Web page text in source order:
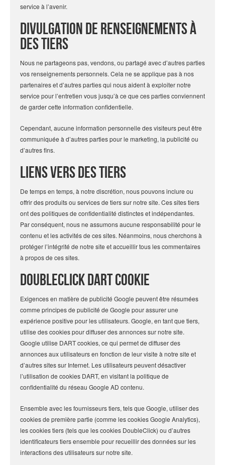
service à l’avenir.
Divulgation de renseignements à
des tiers
Nous ne partageons pas, vendons, ou partagé avec d’autres parties
vos renseignements personnels. Cela ne se applique pas à nos
partenaires et d’autres parties qui nous aident à exploiter notre
service pour l’entretien vous jusqu’à ce que ces parties conviennent
de garder cette information confidentielle.
Cependant, aucune information personnelle des visiteurs peut être
communiquée à d’autres parties pour le marketing, la publicité ou
d’autres fins.
Liens vers des tiers
De temps en temps, à notre discrétion, nous pouvons inclure ou
offrir des produits ou services de tiers sur notre site. Ces sites tiers
ont des politiques de confidentialité distinctes et indépendantes.
Par conséquent, nous ne assumons aucune responsabilité pour le
contenu et les activités de ces sites. Néanmoins, nous cherchons à
protéger l’intégrité de notre site et accueillir tous les commentaires
à propos de ces sites.
DoubleClick DART Cookie
Exigences en matière de publicité Google peuvent être résumées
comme principes de publicité de Google pour assurer une
expérience positive pour les utilisateurs. Google, en tant que tiers,
utilise des cookies pour diffuser des annonces sur notre site.
Google utilise DART cookies, ce qui permet de diffuser des
annonces aux utilisateurs en fonction de leur visite à notre site et
d’autres sites sur Internet. Les utilisateurs peuvent désactiver
l’utilisation de cookies DART, en visitant la politique de
confidentialité du réseau Google AD contenu.
Ensemble avec les fournisseurs tiers, tels que Google, utiliser des
cookies de première partie (comme les cookies Google Analytics),
les cookies tiers (tels que les cookies DoubleClick) ou d’autres
identificateurs tiers ensemble pour recueillir des données sur les
interactions des utilisateurs sur notre site.